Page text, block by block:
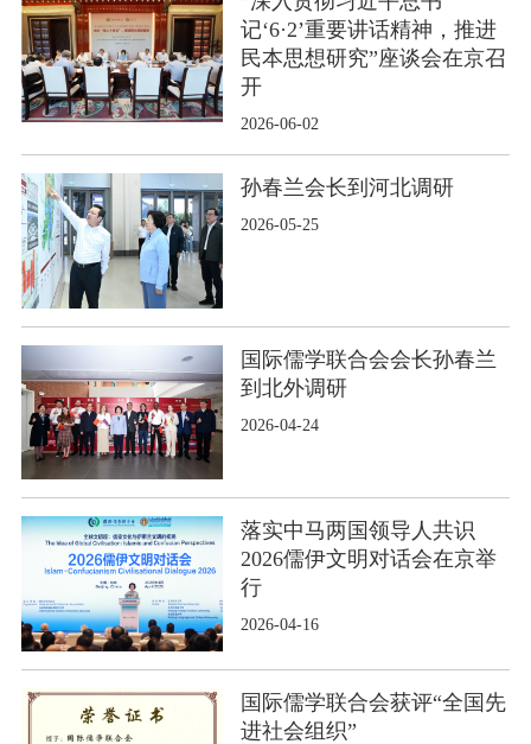
记‘6·2’重要讲话精神，推进
民本思想研究”座谈会在京召
开
2026-06-02
孙春兰会长到河北调研
2026-05-25
国际儒学联合会会长孙春兰
到北外调研
2026-04-24
落实中马两国领导人共识
2026儒伊文明对话会在京举
行
2026-04-16
国际儒学联合会获评“全国先
进社会组织”